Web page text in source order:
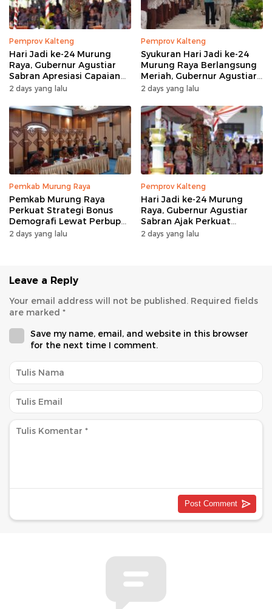
Pemprov Kalteng
Hari Jadi ke-24 Murung
Raya, Gubernur Agustiar
Sabran Apresiasi Capaian
Pembangunan
2 days yang lalu
Pemprov Kalteng
Syukuran Hari Jadi ke-24
Murung Raya Berlangsung
Meriah, Gubernur Agustiar
Sabran Hibur Masyarakat
2 days yang lalu
Pemkab Murung Raya
Pemkab Murung Raya
Perkuat Strategi Bonus
Demografi Lewat Perbup
Nomor 14 Tahun 2026
2 days yang lalu
Pemprov Kalteng
Hari Jadi ke-24 Murung
Raya, Gubernur Agustiar
Sabran Ajak Perkuat
Sinergi Pembangunan
2 days yang lalu
Leave a Reply
Your email address will not be published. Required fields
are marked *
Save my name, email, and website in this browser
for the next time I comment.